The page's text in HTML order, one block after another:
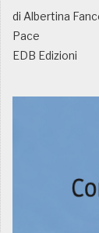
di Albertina
Pace
EDB Edizioni